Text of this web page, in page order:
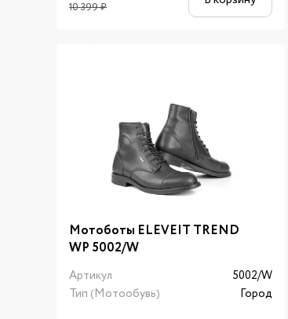
10 399₽
Мотоботы ELEVEIT TREND
WP 5002/W
Артикул
5002/W
Тип (Мотообувь)
Город